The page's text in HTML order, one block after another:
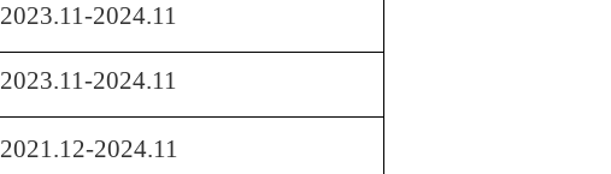
2023.11-2024.11
2023.11-2024.11
2021.12-2024.11